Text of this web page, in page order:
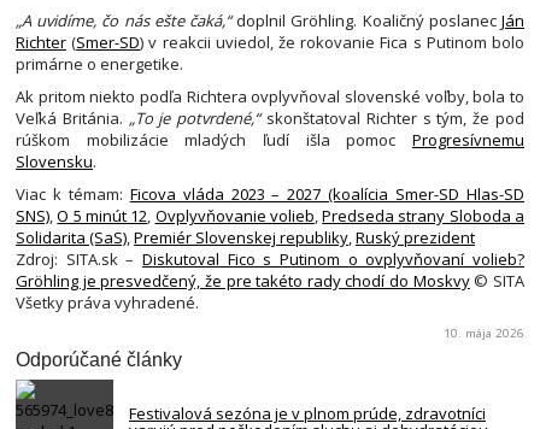
„A uvidíme, čo nás ešte čaká,“doplnil Gröhling. Koaličný poslanec Ján
Richter (Smer-SD) v reakcii uviedol, že rokovanie Fica s Putinom bolo
primárne o energetike.
Ak pritom niekto podľa Richtera ovplyvňoval slovenské voľby, bola to
Veľká Británia. „To je potvrdené,“skonštatoval Richter s tým, že pod
rúškom mobilizácie mladých ľudí išla pomoc Progresívnemu
Slovensku.
Viac k témam: Ficova vláda 2023 – 2027 (koalícia Smer-SD Hlas-SD
SNS),O 5 minút 12, Ovplyvňovanie volieb,Predseda strany Sloboda a
Solidarita (SaS),Premiér Slovenskej republiky,Ruský prezident
Zdroj: SITA.sk – Diskutoval Fico s Putinom o ovplyvňovaní volieb?
Gröhling je presvedčený, že pre takéto rady chodí do Moskvy© SITA
Všetky práva vyhradené.
10. mája 2026
Odporúčané články
Festivalová sezóna je v plnom prúde, zdravotníci